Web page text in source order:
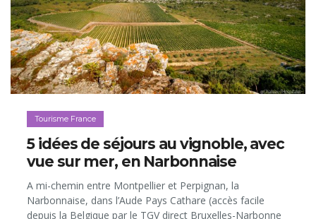
Tourisme France
5 idées de séjours au vignoble, avec
vue sur mer, en Narbonnaise
A mi-chemin entre Montpellier et Perpignan, la
Narbonnaise, dans l’Aude Pays Cathare (accès facile
depuis la Belgique par le TGV direct Bruxelles-Narbonne